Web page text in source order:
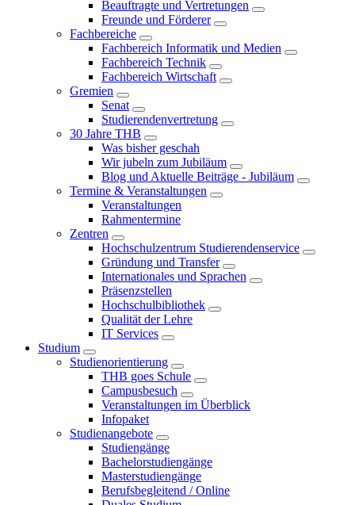
Beauftragte und Vertretungen
Freunde und Förderer
Fachbereiche
Fachbereich Informatik und Medien
Fachbereich Technik
Fachbereich Wirtschaft
Gremien
Senat
Studierendenvertretung
30 Jahre THB
Was bisher geschah
Wir jubeln zum Jubiläum
Blog und Aktuelle Beiträge - Jubiläum
Termine & Veranstaltungen
Veranstaltungen
Rahmentermine
Zentren
Hochschulzentrum Studierendenservice
Gründung und Transfer
Internationales und Sprachen
Präsenzstellen
Hochschulbibliothek
Qualität der Lehre
IT Services
Studium
Studienorientierung
THB goes Schule
Campusbesuch
Veranstaltungen im Überblick
Infopaket
Studienangebote
Studiengänge
Bachelorstudiengänge
Masterstudiengänge
Berufsbegleitend / Online